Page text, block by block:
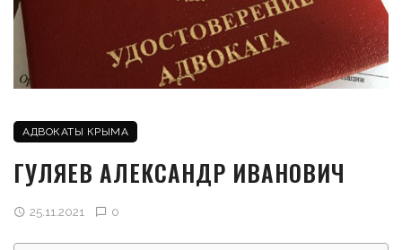
АДВОКАТЫ КРЫМА
ГУЛЯЕВ АЛЕКСАНДР ИВАНОВИЧ
25.11.2021 0